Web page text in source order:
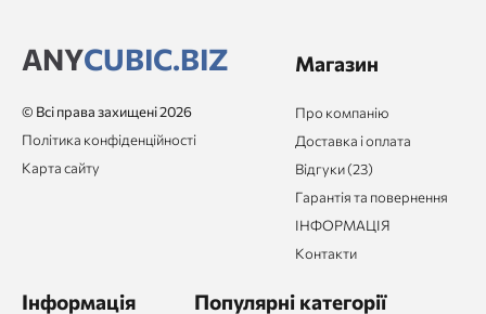
ANYCUBIC.BIZ
© Всі права захищені 2026
Політика конфіденційності
Карта сайту
Магазин
Про компанію
Доставка і оплата
Відгуки (23)
Гарантія та повернення
ІНФОРМАЦІЯ
Контакти
Інформація Популярні категорії